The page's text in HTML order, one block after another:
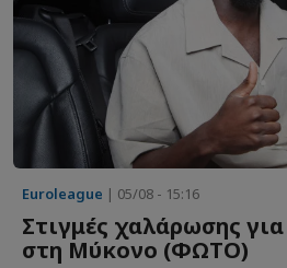
Euroleague | 05/08 - 15:16
Στιγμές χαλάρωσης
στη Μύκονο (ΦΩΤΟ)